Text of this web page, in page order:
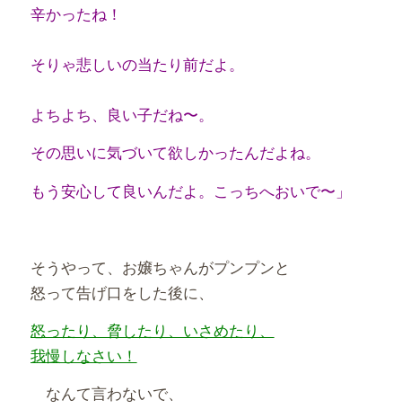
辛かったね！
そりゃ悲しいの当たり前だよ。
よちよち、良い子だね〜。
その思いに気づいて欲しかったんだよね。
もう安心して良いんだよ。こっちへおいで〜」
そうやって、お嬢ちゃんがプンプンと
怒って告げ口をした後に、
怒ったり、脅したり、いさめたり、
我慢しなさい！
なんて言わないで、